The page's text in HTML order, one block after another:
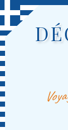
MENU
MASQUER LA
MASQUER